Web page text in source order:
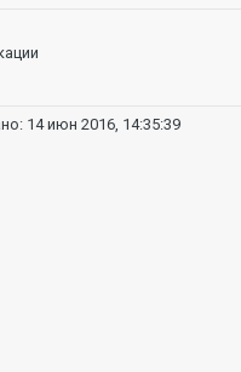
14 июн 2016, 14:35:39